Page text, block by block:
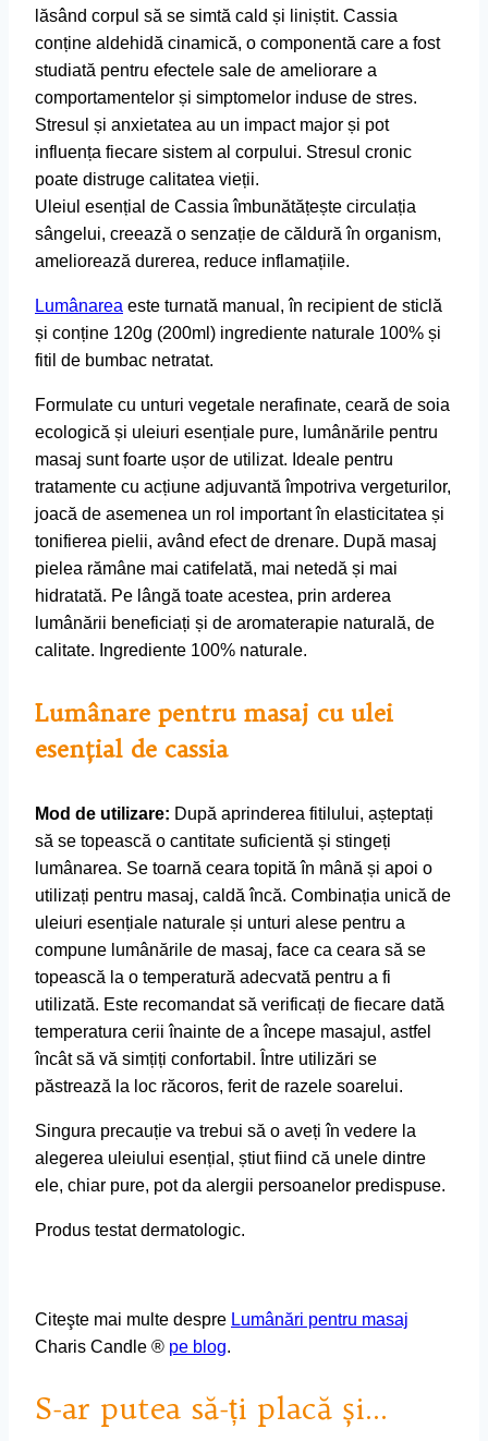
lăsând corpul să se simtă cald și liniștit. Cassia
conține aldehidă cinamică, o componentă care a fost
studiată pentru efectele sale de ameliorare a
comportamentelor și simptomelor induse de stres.
Stresul și anxietatea au un impact major și pot
influența fiecare sistem al corpului. Stresul cronic
poate distruge calitatea vieții.
Uleiul esențial de Cassia îmbunătățește circulația
sângelui, creează o senzație de căldură în organism,
ameliorează durerea, reduce inflamațiile.
Lumânarea este turnată manual, în recipient de sticlă
și conține 120g (200ml) ingrediente naturale 100% și
fitil de bumbac netratat.
Formulate cu unturi vegetale nerafinate, ceară de soia
ecologică și uleiuri esențiale pure, lumânările pentru
masaj sunt foarte ușor de utilizat. Ideale pentru
tratamente cu acțiune adjuvantă împotriva vergeturilor,
joacă de asemenea un rol important în elasticitatea și
tonifierea pielii, având efect de drenare. După masaj
pielea rămâne mai catifelată, mai netedă și mai
hidratată. Pe lângă toate acestea, prin arderea
lumânării beneficiați și de aromaterapie naturală, de
calitate. Ingrediente 100% naturale.
Lumânare pentru masaj cu ulei
esenţial de cassia
Mod de utilizare: După aprinderea fitilului, așteptați
să se topească o cantitate suficientă și stingeți
lumânarea. Se toarnă ceara topită în mână și apoi o
utilizați pentru masaj, caldă încă. Combinația unică de
uleiuri esențiale naturale și unturi alese pentru a
compune lumânările de masaj, face ca ceara să se
topească la o temperatură adecvată pentru a fi
utilizată. Este recomandat să verificați de fiecare dată
temperatura cerii înainte de a începe masajul, astfel
încât să vă simțiți confortabil. Între utilizări se
păstrează la loc răcoros, ferit de razele soarelui.
Singura precauție va trebui să o aveți în vedere la
alegerea uleiului esențial, știut fiind că unele dintre
ele, chiar pure, pot da alergii persoanelor predispuse.
Produs testat dermatologic.
Citeşte mai multe despre Lumânări pentru masaj
Charis Candle ® pe blog.
S-ar putea să-ți placă și…